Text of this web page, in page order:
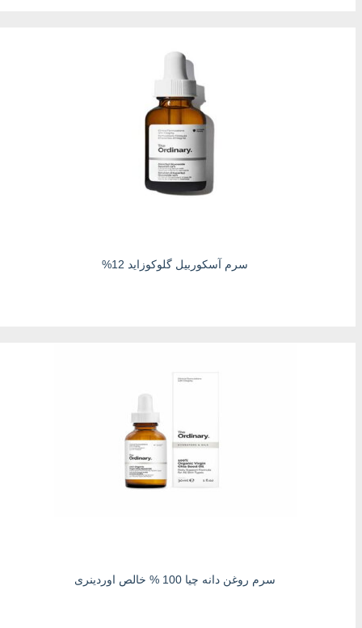
سرم آسکوربیل گلوکوزاید 12%
سرم روغن دانه چیا 100 % خالص اوردینری